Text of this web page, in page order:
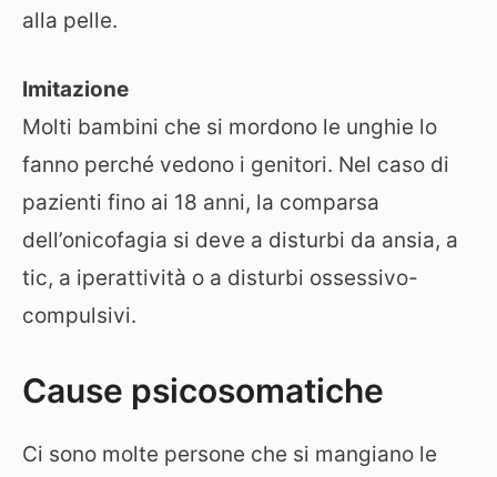
alla pelle.
Imitazione
Molti bambini che si mordono le unghie lo
fanno perché vedono i genitori. Nel caso di
pazienti fino ai 18 anni, la comparsa
dell’onicofagia si deve a disturbi da ansia, a
tic, a iperattività o a disturbi ossessivo-
compulsivi.
Cause psicosomatiche
Ci sono molte persone che si mangiano le